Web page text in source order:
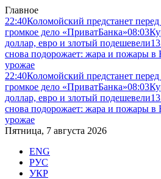
Главное
22:40Коломойский предстанет
громкое дело «ПриватБанка»08:03
доллар, евро и злотый подешевели
снова подорожает: жара и пожары в
урожае
22:40Коломойский предстанет
громкое дело «ПриватБанка»08:03
доллар, евро и злотый подешевели
снова подорожает: жара и пожары в
урожае
Пятница, 7 августа 2026
ENG
РУС
УКР